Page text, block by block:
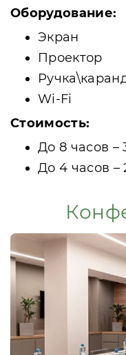
Оборудование:
Экран
Проектор
Wi-Fi
Стоимость:
До 8 часов –
До 4 часов –